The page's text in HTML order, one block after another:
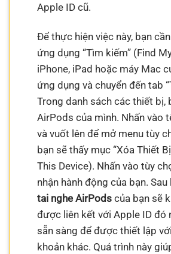
Apple ID cũ.
Để thực hiện việc này, bạn
ứng dụng “Tìm kiếm” (Find
iPhone, iPad hoặc máy Mac
ứng dụng và chuyển đến tab
Trong danh sách các thiết bị,
AirPods của mình. Nhấn vào
và vuốt lên để mở menu tùy
bạn sẽ thấy mục “Xóa Thiết
This Device). Nhấn vào tùy
nhận hành động của bạn.
tai nghe AirPods của bạn sẽ
được liên kết với Apple ID đó
sẵn sàng để được thiết lập
khoản khác. Quá trình này